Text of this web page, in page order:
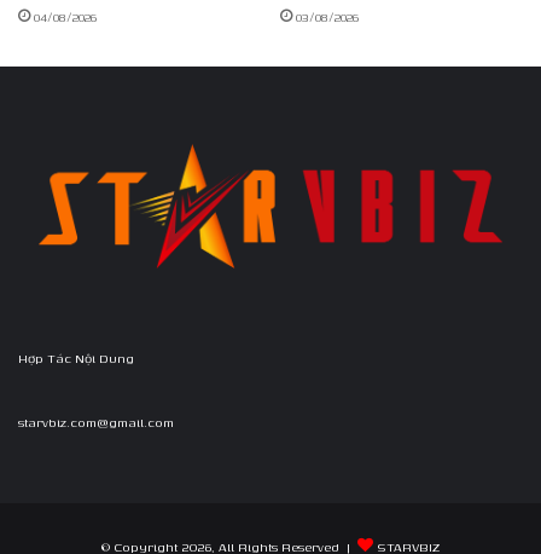
04/08/2026 03/08/2026
Hợp Tác Nội Dung
starvbiz.com@gmail.com
© Copyright 2026, All Rights Reserved | STARVBIZ